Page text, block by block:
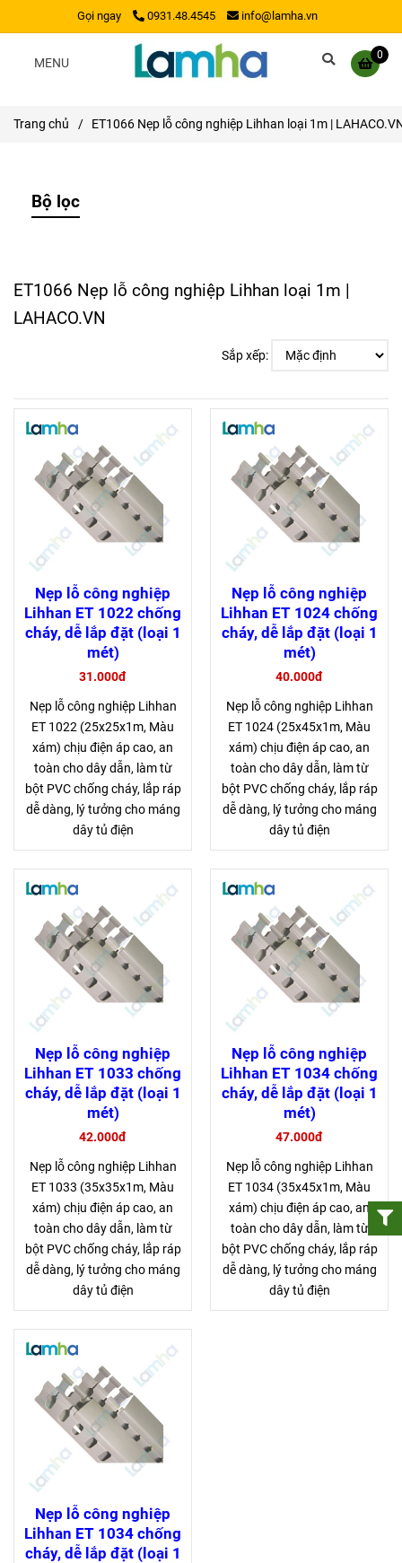
Gọi ngay 0931.48.4545 info@lamha.vn
0
MENU
Trang chủ / ET1066 Nẹp lỗ công nghiệp Lihhan loại 1m |
Bộ lọc
ET1066 Nẹp lỗ công nghiệp Lihhan loại 1m |
LAHACO.VN
Sắp xếp:
Nẹp lỗ công nghiệp
Lihhan ET 1022 chống
cháy, dễ lắp đặt (loại 1
mét)
31.000đ
Nẹp lỗ công nghiệp Lihhan
ET 1022 (25x25x1m, Màu
xám) chịu điện áp cao, an
toàn cho dây dẫn, làm từ
bột PVC chống cháy, lắp ráp
dễ dàng, lý tưởng cho máng
dây tủ điện
Nẹp lỗ công nghiệp
Lihhan ET 1024 chống
cháy, dễ lắp đặt (loại 1
mét)
40.000đ
Nẹp lỗ công nghiệp Lihhan
ET 1024 (25x45x1m, Màu
xám) chịu điện áp cao, an
toàn cho dây dẫn, làm từ
bột PVC chống cháy, lắp ráp
dễ dàng, lý tưởng cho máng
dây tủ điện
Nẹp lỗ công nghiệp
Lihhan ET 1033 chống
cháy, dễ lắp đặt (loại 1
mét)
42.000đ
Nẹp lỗ công nghiệp Lihhan
ET 1033 (35x35x1m, Màu
xám) chịu điện áp cao, an
toàn cho dây dẫn, làm từ
bột PVC chống cháy, lắp ráp
dễ dàng, lý tưởng cho máng
dây tủ điện
Nẹp lỗ công nghiệp
Lihhan ET 1034 chống
cháy, dễ lắp đặt (loại 1
mét)
47.000đ
Nẹp lỗ công nghiệp Lihhan
ET 1034 (35x45x1m, Màu
xám) chịu điện áp cao, an
toàn cho dây dẫn, làm từ
bột PVC chống cháy, lắp ráp
dễ dàng, lý tưởng cho máng
dây tủ điện
Nẹp lỗ công nghiệp
Lihhan ET 1034 chống
cháy, dễ lắp đặt (loại 1